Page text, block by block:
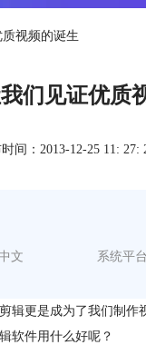
视频的诞生
们见证优质
间：2013-12-25 11: 27:
文
系统平
辑更是成为了我们制
软件用什么好呢？